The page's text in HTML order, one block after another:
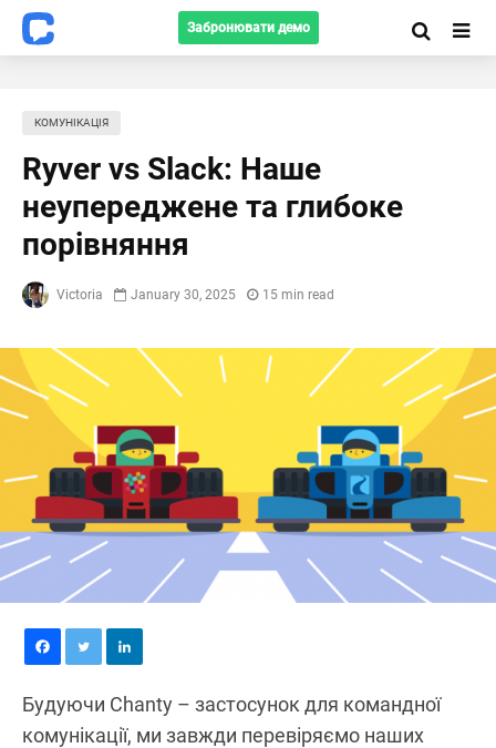
Забронювати демо
КОМУНІКАЦІЯ
Ryver vs Slack: Наше
неупереджене та глибоке
порівняння
Victoria January 30, 2025 15 min read
Будуючи Chanty – застосунок для командної
комунікації, ми завжди перевіряємо наших